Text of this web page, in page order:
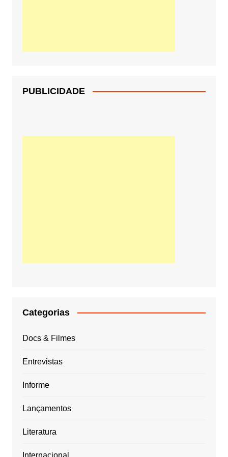
PUBLICIDADE
Categorias
Docs & Filmes
Entrevistas
Informe
Lançamentos
Literatura
Internacional